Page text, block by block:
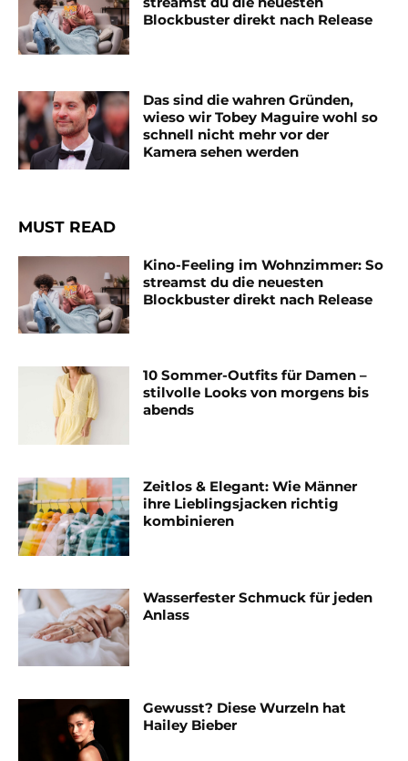
Blockbuster direkt nach Release
Das sind die wahren Gründen,
wieso wir Tobey Maguire wohl so
schnell nicht mehr vor der
Kamera sehen werden
MUST READ
Kino-Feeling im Wohnzimmer: So
streamst du die neuesten
Blockbuster direkt nach Release
10 Sommer-Outfits für Damen –
stilvolle Looks von morgens bis
abends
Zeitlos & Elegant: Wie Männer
ihre Lieblingsjacken richtig
kombinieren
Wasserfester Schmuck für jeden
Anlass
Gewusst? Diese Wurzeln hat
Hailey Bieber